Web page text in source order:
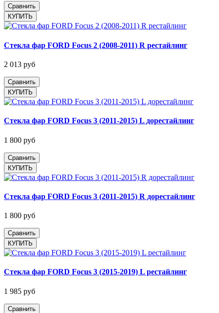
Сравнить
Стекла фар FORD Focus 2 (2008-2011) R рестайлинг
2 013 руб
Сравнить
Стекла фар FORD Focus 3 (2011-2015) L дорестайлинг
1 800 руб
Сравнить
Стекла фар FORD Focus 3 (2011-2015) R дорестайлинг
1 800 руб
Сравнить
Стекла фар FORD Focus 3 (2015-2019) L рестайлинг
1 985 руб
Сравнить